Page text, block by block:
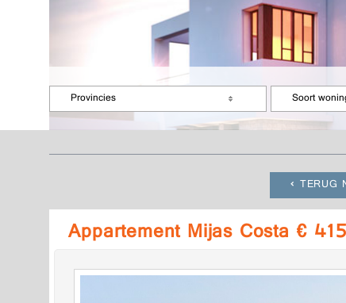
Provincies Soort
TERUG
Appartement Mijas Costa €